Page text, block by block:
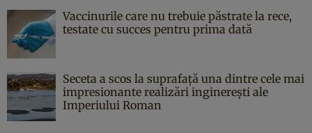
Vaccinurile care nu trebuie păstrate la rece,
testate cu succes pentru prima dată
Seceta a scos la suprafață una dintre cele mai
impresionante realizări inginerești ale
Imperiului Roman